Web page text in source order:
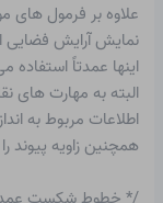
علاوه بر فرمول های
نمایش آرایش فضایی
اینها عمدتاً استفاده
البته به مهارت های
اطلاعات مربوط به
همچنین زاویه پیوند